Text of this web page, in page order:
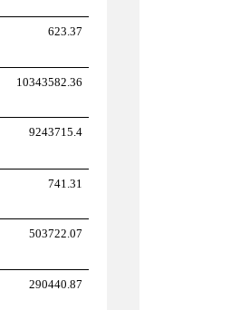
623.37
10343582.36
9243715.4
741.31
503722.07
290440.87